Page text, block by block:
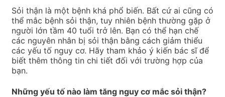
Sỏi thận là một bệnh khá phổ biến. Bất cứ ai cũng có
thể mắc bệnh sỏi thận, tuy nhiên bệnh thường gặp ở
người lớn tầm 40 tuổi trở lên. Bạn có thể hạn chế
các nguyên nhân bị sỏi thận bằng cách giảm thiểu
các yếu tố nguy cơ. Hãy tham khảo ý kiến bác sĩ để
biết thêm thông tin chi tiết đối với trường hợp của
bạn.
Những yếu tố nào làm tăng nguy cơ mắc sỏi thận?